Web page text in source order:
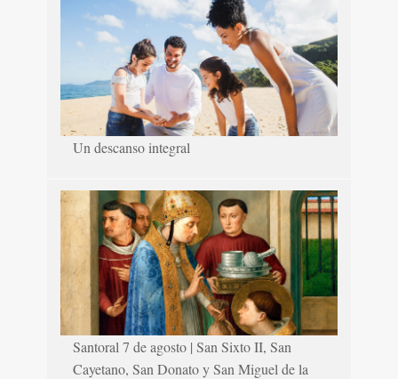
Un descanso integral
Santoral 7 de agosto | San Sixto II, San
Cayetano, San Donato y San Miguel de la